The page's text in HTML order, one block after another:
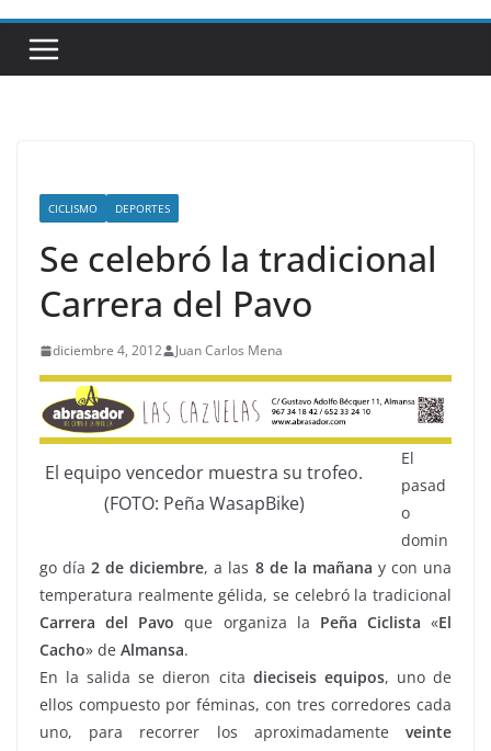
CICLISMO DEPORTES
Se celebró la tradicional
Carrera del Pavo
diciembre 4, 2012 Juan Carlos Mena
El equipo vencedor muestra su trofeo.
(FOTO: Peña WasapBike)
El
pasad
o
domin
go día2 de diciembre, a las 8 de la mañana y con una
temperatura realmente gélida, se celebró la tradicional
Carrera del Pavo que organiza la Peña Ciclista «El
Cacho» de Almansa.
En la salida se dieron cita dieciseis equipos, uno de
ellos compuesto por féminas, con tres corredores cada
uno, para recorrer los aproximadamente veinte